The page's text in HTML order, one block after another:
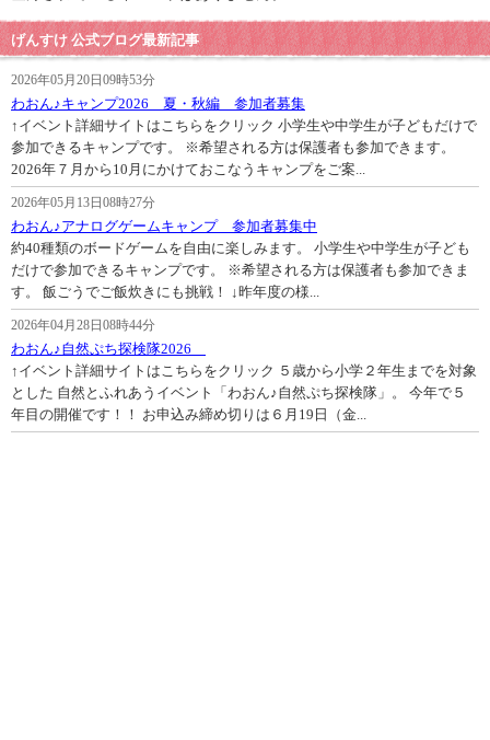
げんすけ 公式ブログ最新記事
2026年05月20日09時53分
わおん♪キャンプ2026 夏・秋編 参加者募集
↑イベント詳細サイトはこちらをクリック 小学生や中学生が子どもだけで
参加できるキャンプです。 ※希望される方は保護者も参加できます。
2026年７月から10月にかけておこなうキャンプをご案...
2026年05月13日08時27分
わおん♪アナログゲームキャンプ 参加者募集中
約40種類のボードゲームを自由に楽しみます。 小学生や中学生が子ども
だけで参加できるキャンプです。 ※希望される方は保護者も参加できま
す。 飯ごうでご飯炊きにも挑戦！ ↓昨年度の様...
2026年04月28日08時44分
わおん♪自然ぷち探検隊2026
↑イベント詳細サイトはこちらをクリック ５歳から小学２年生までを対象
とした 自然とふれあうイベント「わおん♪自然ぷち探検隊」。 今年で５
年目の開催です！！ お申込み締め切りは６月19日（金...